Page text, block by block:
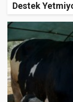
Destek